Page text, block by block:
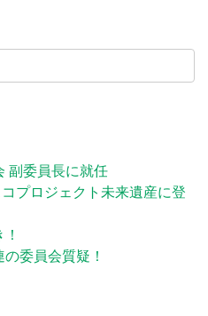
副委員長に就任
プロジェクト未来遺産に登
委員会質疑！